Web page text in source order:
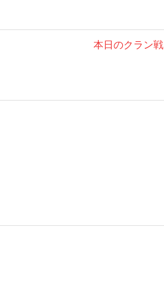
次
本日のクラン戦